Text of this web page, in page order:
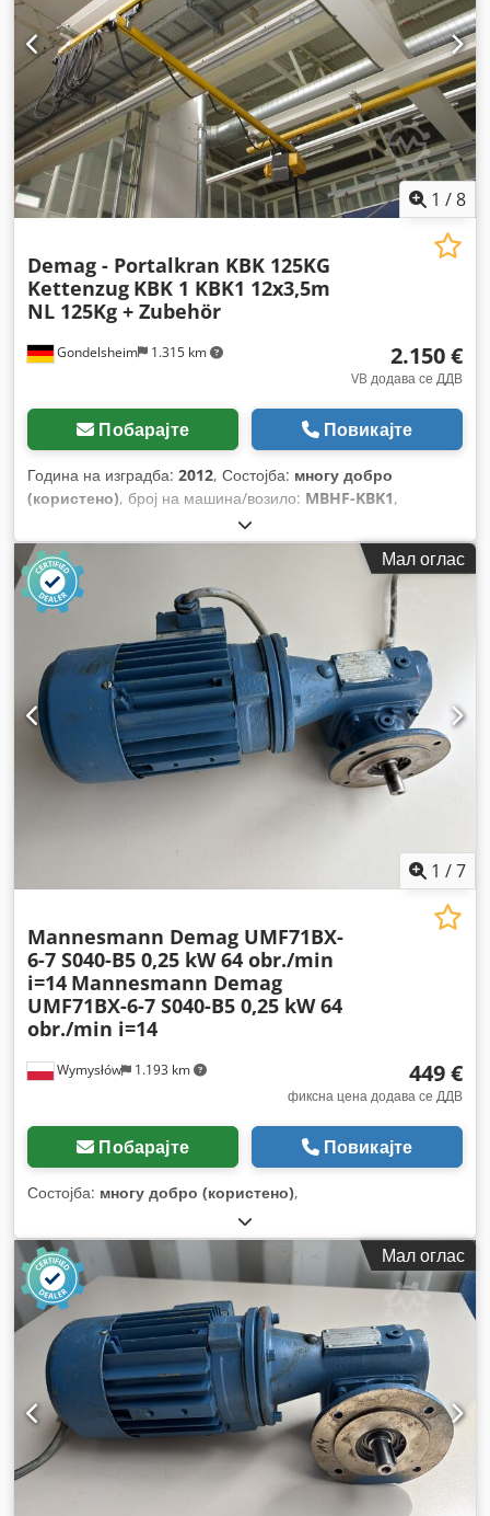
1 /8
Gondelsheim 1.315 km
Demag - Portalkran KBK 125KG
Kettenzug KBK 1 KBK1 12x3,5m
NL 125Kg + Zubehör
2.150 €
VB додава се ДДВ
Побарајте Повикајте
Година на изградба: 2012, Состојба: многу добро
(користено), број на машина/возило: MBHF-KBK1,
Мал оглас
1 /7
Wymysłów 1.193 km
Mannesmann Demag UMF71BX-
6-7 S040-B5 0,25 kW 64 obr./min
i=14 Mannesmann Demag
UMF71BX-6-7 S040-B5 0,25 kW 64
obr./min i=14
449 €
фиксна цена додава се ДДВ
Побарајте Повикајте
Состојба: многу добро (користено),
Мал оглас